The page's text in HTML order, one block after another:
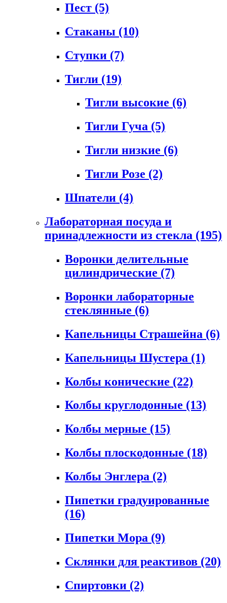
Пест (5)
Стаканы (10)
Ступки (7)
Тигли (19)
Тигли высокие (6)
Тигли Гуча (5)
Тигли низкие (6)
Тигли Розе (2)
Шпатели (4)
Лабораторная посуда и
принадлежности из стекла (195)
Воронки делительные
цилиндрические (7)
Воронки лабораторные
стеклянные (6)
Капельницы Страшейна (6)
Капельницы Шустера (1)
Колбы конические (22)
Колбы круглодонные (13)
Колбы мерные (15)
Колбы плоскодонные (18)
Колбы Энглера (2)
Пипетки градуированные
(16)
Пипетки Мора (9)
Склянки для реактивов (20)
Спиртовки (2)